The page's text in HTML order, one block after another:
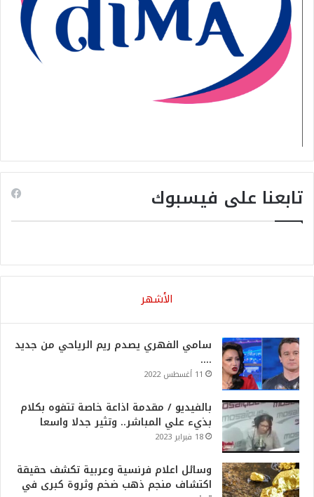
تابعنا على فيسبوك
الأشهر
سامي الفهري يصدم ريم الرياحي من جديد
….
11 أغسطس 2022
بالفيديو / مقدمة اذاعة خاصة تتفوه بكلام
بذيء علي المباشر.. وتثير جدلا واسعا
18 فبراير 2023
وسائل اعلام فرنسية وعربية تكشف حقيقة
اكتشاف منجم ذهب ضخم وثروة كبرى في